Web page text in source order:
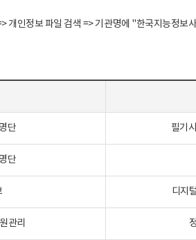
인정보 파일 검색 => 기관명에 "한국지능정보
단 필기
단
디지
관리